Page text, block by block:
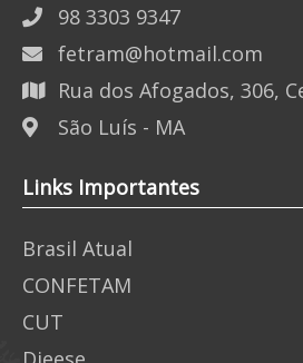
98 3303 9347
fetram@hotmail.com
Rua dos Afogados, 306,
São Luís - MA
Links Importantes
Brasil Atual
CONFETAM
CUT